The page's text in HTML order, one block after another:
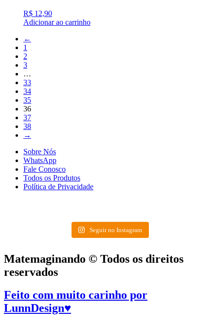
R$ 12,90
Adicionar ao carrinho
←
1
2
3
…
33
34
35
36
37
38
→
Sobre Nós
WhatsApp
Fale Conosco
Todos os Produtos
Política de Privacidade
Seguir no Instagram
Matemaginando © Todos os direitos
reservados
Feito com muito carinho por
LunnDesign♥